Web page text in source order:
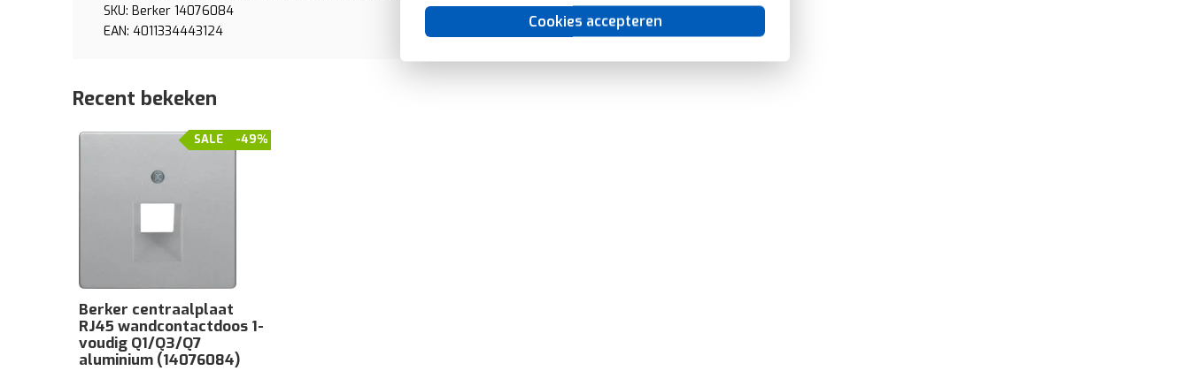
Cookies accepteren
SKU: Berker 14076084
EAN: 4011334443124
Recent bekeken
-49%
SALE
Berker centraalplaat
RJ45 wandcontactdoos 1-
voudig Q1/Q3/Q7
aluminium (14076084)